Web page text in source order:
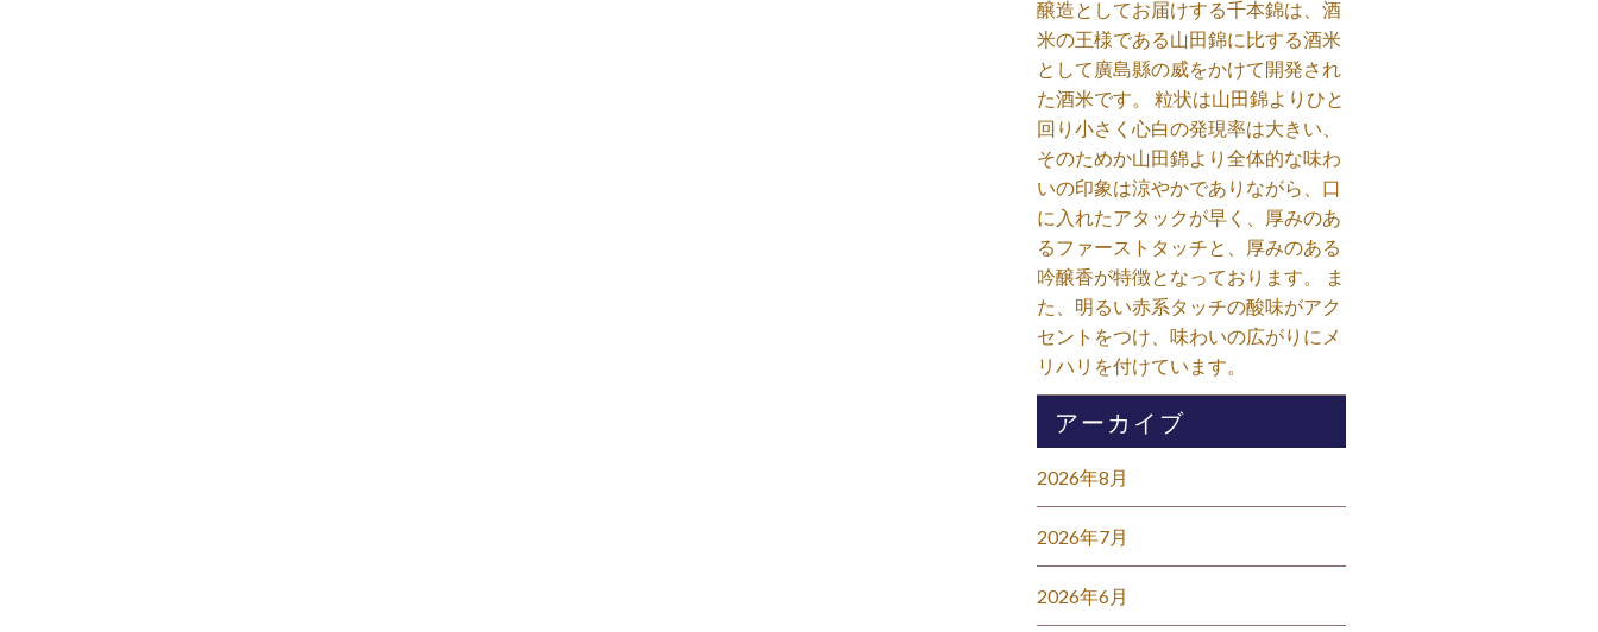
醸造としてお届けする千本錦は、酒
米の王様である山田錦に比する酒米
として廣島縣の威をかけて開発され
た酒米です。 粒状は山田錦よりひと
回り小さく心白の発現率は大きい、
そのためか山田錦より全体的な味わ
いの印象は涼やかでありながら、口
に入れたアタックが早く、厚みのあ
るファーストタッチと、厚みのある
吟醸香が特徴となっております。 ま
た、明るい赤系タッチの酸味がアク
セントをつけ、味わいの広がりにメ
リハリを付けています。⁡
アーカイブ
2026年8月
2026年7月
2026年6月